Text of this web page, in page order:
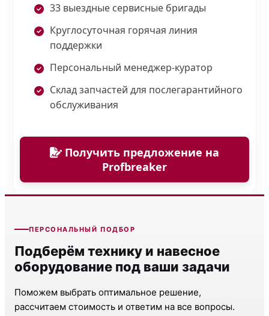
33 выездные сервисные бригады
Круглосуточная горячая линия
поддержки
Персональный менеджер-куратор
Склад запчастей для послегарантийного
обслуживания
Получить предложение на
Profbreaker
ПЕРСОНАЛЬНЫЙ ПОДБОР
Подберём технику и навесное
оборудование под ваши задачи
Поможем выбрать оптимальное решение,
рассчитаем стоимость и ответим на все вопросы.